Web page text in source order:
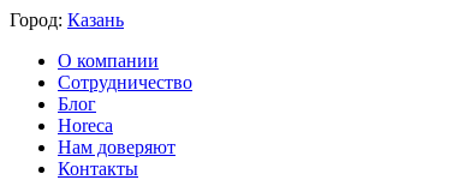
Город: Казань
О компании
Сотрудничество
Блог
Horeca
Нам доверяют
Контакты